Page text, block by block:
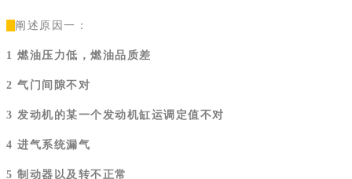
阐述原因一：
1 燃油压力低，燃油品质差
2 气门间隙不对
3 发动机的某一个发动机缸运调定值不对
4 进气系统漏气
5 制动器以及转不正常